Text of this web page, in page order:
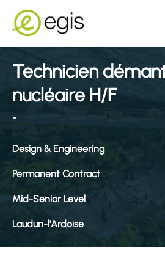
Technicien
nucléaire H/F
-
Design & Engineering
Permanent Contract
Mid-Senior Level
Laudun-l'Ardoise